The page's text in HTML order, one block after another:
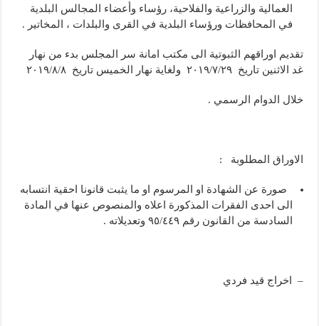
العمالية والزراعية والفلاحية، رؤساء وأعضاء المجالس البلدية
في المحافظات ورؤساء البلدية في القرى والبلدات ، المخاتير .
تقديم اوراقهم الثبوتية الى مكتب امانة سر المجلس بدء من نهار
غد الاثنين تاريخ ٢٠١٩/٧/٢٩ ولغاية نهار الخميس تاريخ ٢٠١٩/٨/٨
خلال الدوام الرسمي .
الاوراق المطلوبة :
صورة عن الشهادة او المرسوم او ما يثبت قانونا احقية انتسابه
الى احدى الفقرات المذكورة اعلاه والمنصوص عنها في المادة
السادسة من القانون رقم ٩٥/٤٤٩ وتعديلاته .
– اخراج قيد فردي